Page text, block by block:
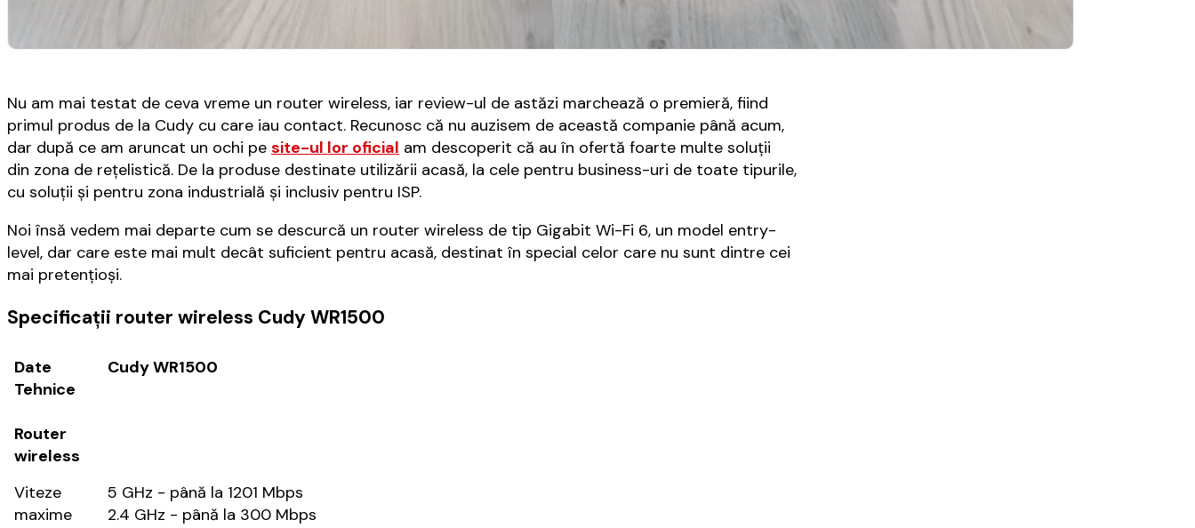
Nu am mai testat de ceva vreme un router wireless, iar review-ul de astăzi marchează o premieră, fiind
primul produs de la Cudy cu care iau contact. Recunosc că nu auzisem de această companie până acum,
dar după ce am aruncat un ochi pe site-ul lor oficial am descoperit că au în ofertă foarte multe soluții
din zona de rețelistică. De la produse destinate utilizării acasă, la cele pentru business-uri de toate tipurile,
cu soluții și pentru zona industrială și inclusiv pentru ISP.
Noi însă vedem mai departe cum se descurcă un router wireless de tip Gigabit Wi-Fi 6, un model entry-
level, dar care este mai mult decât suficient pentru acasă, destinat în special celor care nu sunt dintre cei
mai pretențioși.
Specificații router wireless Cudy WR1500
Date
Tehnice
Router
wireless
Cudy WR1500
Viteze
maxime
5 GHz - până la 1201 Mbps
2.4 GHz - până la 300 Mbps